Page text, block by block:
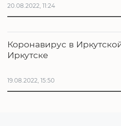
20.08.2022, 11:24
Коронавирус в
Иркутске
19.08.2022, 15:50